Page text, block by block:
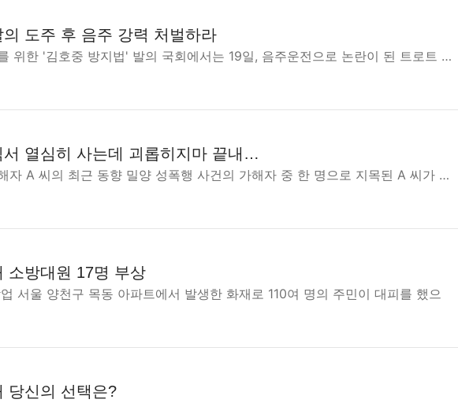
도주 후 음주 강력 처벌하라
위한 '김호중 방지법' 발의 국회에서는 19일, 음주운전으로 논란이 된 트로트 …
서 열심히 사는데 괴롭히지마 끝내…
자 A 씨의 최근 동향 밀양 성폭행 사건의 가해자 중 한 명으로 지목된 A 씨가 …
소방대원 17명 부상
서울 양천구 목동 아파트에서 발생한 화재로 110여 명의 주민이 대피를 했으
당신의 선택은?